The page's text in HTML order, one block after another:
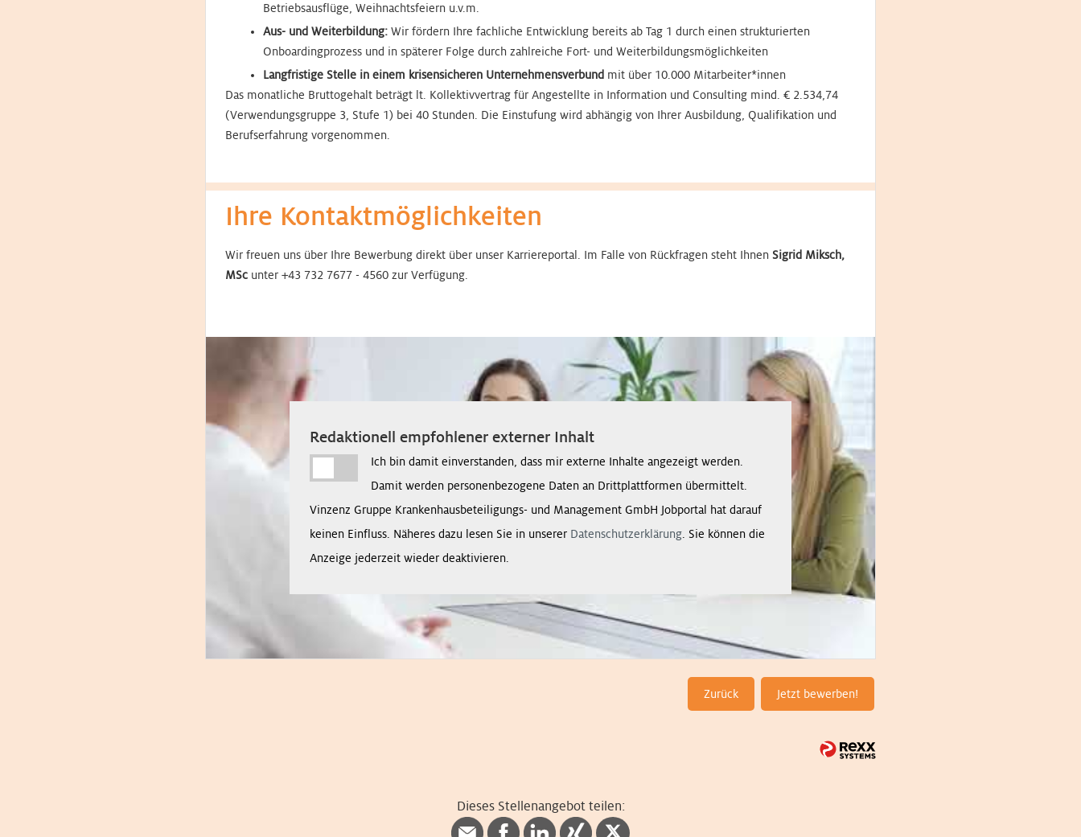
Betriebsausflüge, Weihnachtsfeiern u.v.m.
Aus- und Weiterbildung: Wir fördern Ihre fachliche Entwicklung bereits ab Tag 1 durch einen strukturierten
Onboardingprozess und in späterer Folge durch zahlreiche Fort- und Weiterbildungsmöglichkeiten
Langfristige Stelle in einem krisensicheren Unternehmensverbund mit über 10.000 Mitarbeiter*innen
Das monatliche Bruttogehalt beträgt lt. Kollektivvertrag für Angestellte in Information und Consulting mind. € 2.534,74
(Verwendungsgruppe 3, Stufe 1) bei 40 Stunden. Die Einstufung wird abhängig von Ihrer Ausbildung, Qualifikation und
Berufserfahrung vorgenommen.
Ihre Kontaktmöglichkeiten
Wir freuen uns über Ihre Bewerbung direkt über unser Karriereportal. Im Falle von Rückfragen steht Ihnen Sigrid Miksch,
MSc unter +43 732 7677 - 4560 zur Verfügung.
Redaktionell empfohlener externer Inhalt
Ich bin damit einverstanden, dass mir externe Inhalte angezeigt werden.
Damit werden personenbezogene Daten an Drittplattformen übermittelt.
Vinzenz Gruppe Krankenhausbeteiligungs- und Management GmbH Jobportal hat darauf
keinen Einfluss. Näheres dazu lesen Sie in unserer Datenschutzerklärung . Sie können die
Anzeige jederzeit wieder deaktivieren.
Zurück Jetzt bewerben!
Dieses Stellenangebot teilen: